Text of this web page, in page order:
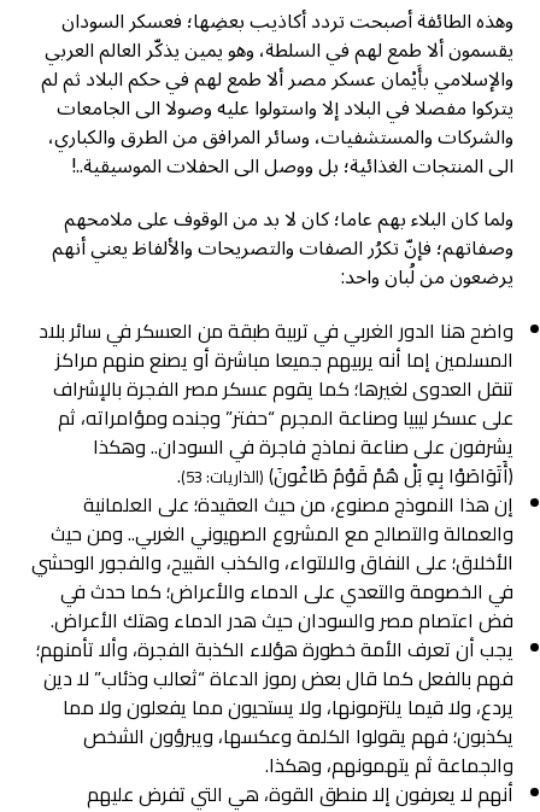
وهذه الطائفة أصبحت تردد أكاذيب بعضِها؛ فعسكر السودان
يقسمون ألا طمع لهم في السلطة، وهو يمين يذكّر العالم العربي
والإسلامي بأَيْمان عسكر مصر ألا طمع لهم في حكم البلاد ثم لم
يتركوا مفصلا في البلاد إلا واستولوا عليه وصولا الى الجامعات
والشركات والمستشفيات، وسائر المرافق من الطرق والكباري،
الى المنتجات الغذائية؛ بل ووصل الى الحفلات الموسيقية..!
ولما كان البلاء بهم عاما؛ كان لا بد من الوقوف على ملامحهم
وصفاتهم؛ فإنّ تكرُر الصفات والتصريحات والألفاظ يعني أنهم
يرضعون من لُبان واحد:
واضح هنا الدور الغربي في تربية طبقة من العسكر في سائر بلاد
المسلمين إما أنه يربيهم جميعا مباشرة أو يصنع منهم مراكز
تنقل العدوى لغيرها؛ كما يقوم عسكر مصر الفجرة بالإشراف
على عسكر ليبيا وصناعة المجرم “حفتر” وجنده ومؤامراته، ثم
يشرفون على صناعة نماذج فاجرة في السودان.. وهكذا
﴿أَتَوَاصَوْا بِهِ بَلْ هُمْ قَوْمٌ طَاغُونَ﴾ (الذاريات: 53)
.
إن هذا النموذج مصنوع، من حيث العقيدة؛ على العلمانية
والعمالة والتصالح مع المشروع الصهيوني الغربي.. ومن حيث
الأخلاق؛ على النفاق والالتواء، والكذب القبيح، والفجور الوحشي
في الخصومة والتعدي على الدماء والأعراض؛ كما حدث في
فض اعتصام مصر والسودان حيث هدر الدماء وهتك الأعراض.
يجب أن تعرف الأمة خطورة هؤلاء الكذبة الفجرة، وألا تأمنهم؛
فهم بالفعل كما قال بعض رموز الدعاة “ثعالب وذئاب” لا دين
يردع، ولا قيما يلتزمونها، ولا يستحيون مما يفعلون ولا مما
يكذبون؛ فهم يقولوا الكلمة وعكسها، ويبرؤون الشخص
والجماعة ثم يتهمونهم، وهكذا.
أنهم لا يعرفون إلا منطق القوة، هي التي تفرض عليهم